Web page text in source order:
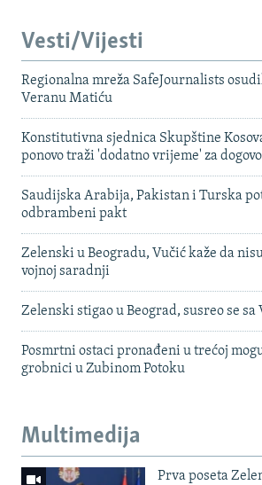
Vesti/Vijesti
Regionalna mreža SafeJournalists
Veranu Matiću
Konstitutivna sjednica Skupštine
ponovo traži 'dodatno vrijeme' za
Saudijska Arabija, Pakistan i Turska
odbrambeni pakt
Zelenski u Beogradu, Vučić kaže da
vojnoj saradnji
Zelenski stigao u Beograd, susreo se sa
Posmrtni ostaci pronađeni u trećoj
grobnici u Zubinom Potoku
Multimedija
Prva poseta